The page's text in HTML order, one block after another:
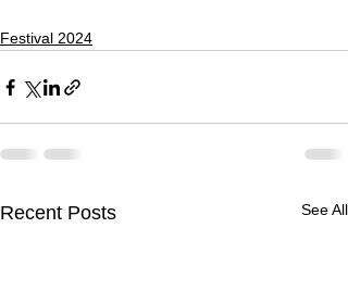
Festival 2024
Recent Posts See All